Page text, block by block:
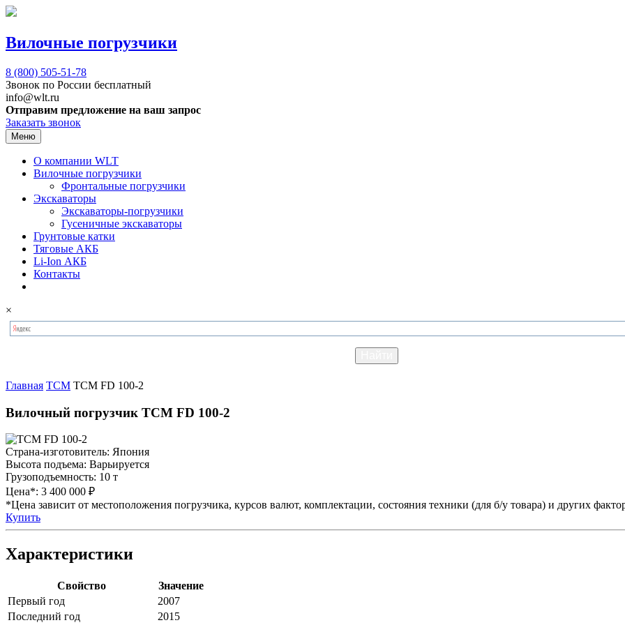
Вилочные погрузчики
8 (800) 505-51-78
Звонок по России бесплатный
info@wlt.ru
Отправим предложение на ваш запрос
Заказать звонок
Меню
О компании WLT
Вилочные погрузчики
Фронтальные погрузчики
Экскаваторы
Экскаваторы-погрузчики
Гусеничные экскаваторы
Грунтовые катки
Тяговые АКБ
Li-Ion АКБ
Контакты
×
Главная TCM TCM FD 100-2
Вилочный погрузчик TCM FD 100-2
Страна-изготовитель: Япония
Высота подъема: Варьируется
Грузоподъемность: 10 т
Цена*: 3 400 000 ₽
*Цена зависит от местоположения погрузчика, курсов валют, комплектации, состояния техники (для б/у товара) и других
Купить
Характеристики
Свойство
Значение
Первый год
2007
Последний год
2015